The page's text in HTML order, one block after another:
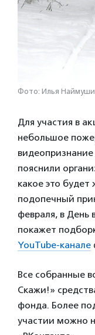
Фото: Илья
Для участия в
небольшое
пояснили
какое это
подопечный
февраля, в
покажет
YouTube-канале
Все собранные
Скажи!»
фонда. Более
участии можно